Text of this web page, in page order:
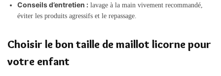
Conseils d’entretien : lavage à la main vivement recommandé,
éviter les produits agressifs et le repassage.
Choisir le bon taille de maillot licorne pour
votre enfant